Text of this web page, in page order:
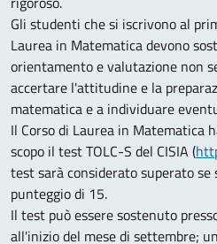
Gli studenti che si iscrivono al
Laurea in Matematica devono
orientamento e valutazione non
accertare l'attitudine e la
matematica e a individuare
Il Corso di Laurea in Matematica
scopo il test TOLC-S del CISIA (
test sarà considerato superato
punteggio di 15.
Il test può essere sostenuto
all'inizio del mese di settembre;